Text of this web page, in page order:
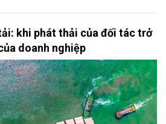
khi phát thải của đối tác trở
doanh nghiệp